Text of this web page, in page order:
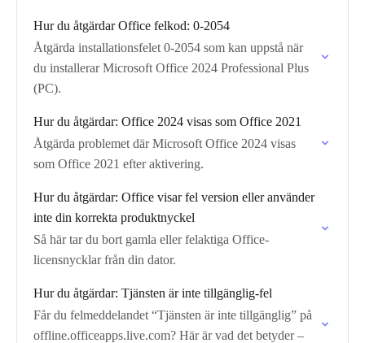
Hur du åtgärdar Office felkod: 0-2054
Åtgärda installationsfelet 0-2054 som kan uppstå när
du installerar Microsoft Office 2024 Professional Plus
(PC).
Hur du åtgärdar: Office 2024 visas som Office 2021
Åtgärda problemet där Microsoft Office 2024 visas
som Office 2021 efter aktivering.
Hur du åtgärdar: Office visar fel version eller använder
inte din korrekta produktnyckel
Så här tar du bort gamla eller felaktiga Office-
licensnycklar från din dator.
Hur du åtgärdar: Tjänsten är inte tillgänglig-fel
Får du felmeddelandet “Tjänsten är inte tillgänglig” på
offline.officeapps.live.com? Här är vad det betyder –